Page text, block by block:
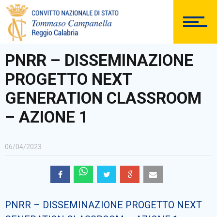
DOCUMENTAZIONE
PERSONALE
PNRR – DISSEMINAZIONE
PROGETTO NEXT
GENERATION CLASSROOM
– AZIONE 1
06/04/2023
PNRR – DISSEMINAZIONE PROGETTO NEXT